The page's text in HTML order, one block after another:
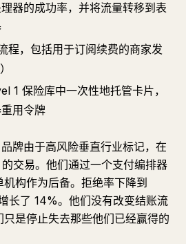
器的成功率，并将流量转移到表
程，包括用于订阅续费的商家发
1 保险库中一次性地托管卡片，
用令牌
牌由于高风险垂直行业标记，在
交易。他们通过一个支付编排器
构作为后备。拒绝率下降到
长了 14%。他们没有改变结账流
是停止失去那些他们已经赢得的